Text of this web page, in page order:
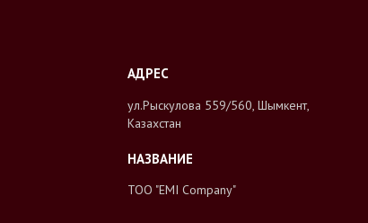
ул.Рыскулова 559/560, Шымкент,
Казахстан
ТОО "EMI Company"